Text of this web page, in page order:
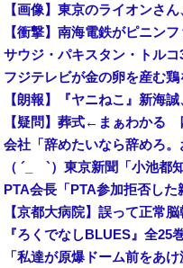
【画像】東京のライオンさ
【疑問】葬式←まぁわかる